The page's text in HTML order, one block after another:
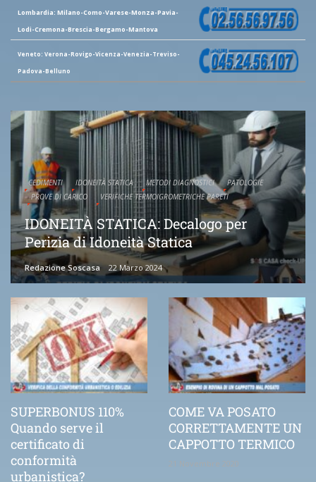
Lombardia: Milano-Como-Varese-Monza-Pavia-
Lodi-Cremona-Brescia-Bergamo-Mantova
Veneto: Verona-Rovigo-Vicenza-Venezia-Treviso-
Padova-Belluno
CEDIMENTI IDONEITÀ STATICA METODI DIAGNOSTICI
PATOLOGIE
PROVE DI CARICO
VERIFICHE TERMOIGROMETRICHE PARETI
IDONEITÀ STATICA: Decalogo per
Perizia di Idoneità Statica
Redazione Soscasa 22 Marzo 2024
SUPERBONUS 110%
Quando serve il
certificato di
conformità
urbanistica?
COME VA POSATO
CORRETTAMENTE UN
CAPPOTTO TERMICO
21 Novembre 2020